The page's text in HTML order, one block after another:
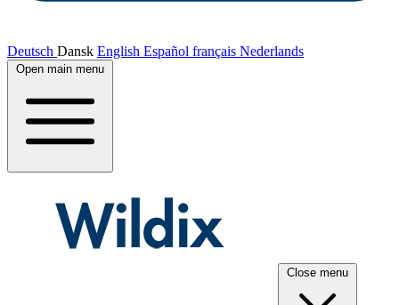
Deutsch Dansk English Español français Nederlands
Open main menu
Close menu